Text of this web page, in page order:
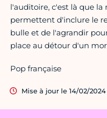
l'auditoire, c'est là que la
permettent d'inclure le
bulle et de l'agrandir
place au détour d'un
Pop française
Mise à jour le 14/02/2024